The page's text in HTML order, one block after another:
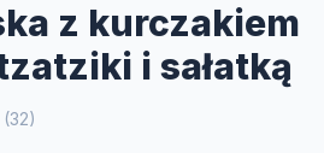
z kurczakiem
i sałatką
(32)